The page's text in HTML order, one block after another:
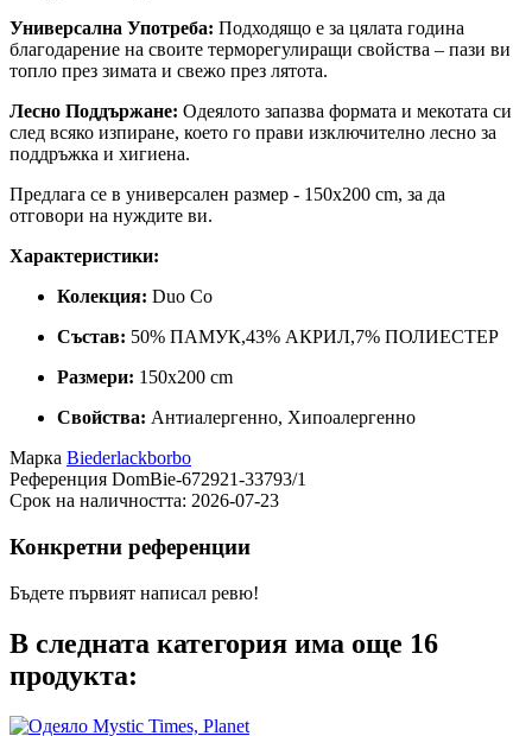
Универсална Употреба: Подходящо е за цялата година
благодарение на своите терморегулиращи свойства – пази ви
топло през зимата и свежо през лятота.
Лесно Поддържане: Одеялото запазва формата и мекотата си
след всяко изпиране, което го прави изключително лесно за
поддръжка и хигиена.
Предлага се в универсален размер - 150x200 cm, за да
отговори на нуждите ви.
Характеристики:
Колекция: Duo Co
Състав: 50% ПАМУК,43% АКРИЛ,7% ПОЛИЕСТЕР
Размери: 150x200 cm
Свойства: Антиалергенно, Хипоалергенно
Марка Biederlackborbo
Референция DomBie-672921-33793/1
Срок на наличността: 2026-07-23
Конкретни референции
Бъдете първият написал ревю!
В следната категория има още 16
продукта: